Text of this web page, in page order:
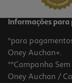
Informações
*para
Oney Auchan+.
**Campanha
Oney Auchan /